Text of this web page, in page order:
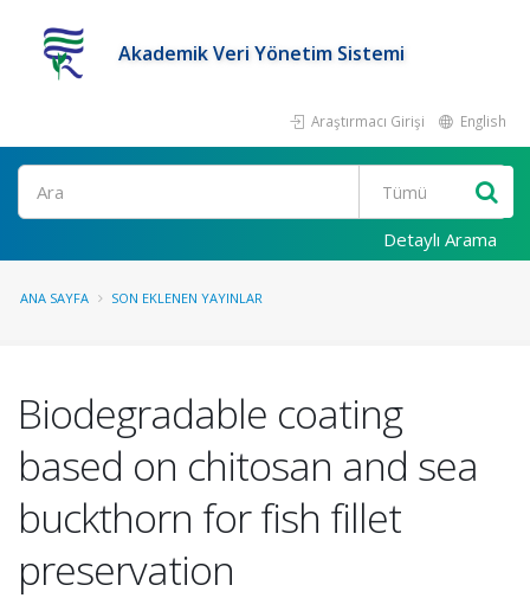
Akademik Veri Yönetim Sistemi
Araştırmacı Girişi English
Ara
Detaylı Arama
ANA SAYFA SON EKLENEN YAYINLAR
Biodegradable coating
based on chitosan and sea
buckthorn for fish fillet
preservation